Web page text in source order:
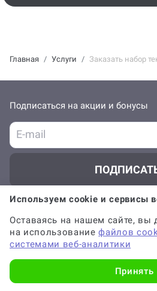
Главная Услуги Заказать набор
Подписаться на акции и бонусы
Отправляя форму, вы соглашаетесь с
О Work5
Клиентам
Используем cookie и сервисы
Оставаясь на нашем сайте, вы
на использованиефайлов
системами веб-аналитики
Принять